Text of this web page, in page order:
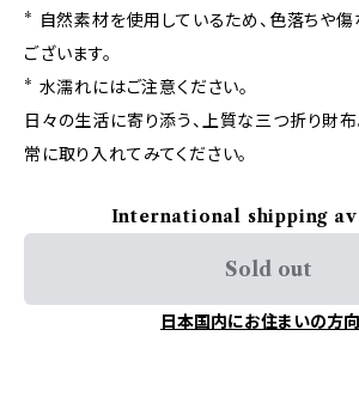
* 自然素材を使用しているため、色落ちや
ございます。
* 水濡れにはご注意ください。
日々の生活に寄り添う、上質な三つ折り財布
常に取り入れてみてください。
International shipping
Sold out
日本国内にお住まいの方